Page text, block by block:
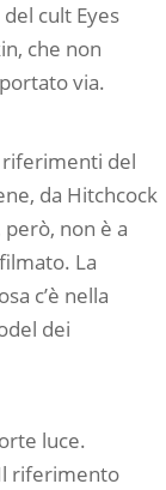
cult Eyes
che non
via.
riferimenti del
da Hitchcock
non è a
La
c’è nella
dei
luce.
riferimento